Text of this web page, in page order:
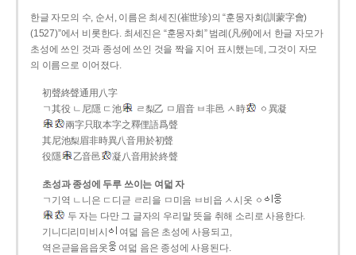
한글 자모의 수, 순서, 이름은 최세진(崔世珍)의 “훈몽자회(訓蒙字會)
(1527)”에서 비롯한다. 최세진은 “훈몽자회” 범례(凡例)에서 한글 자모가
초성에 쓰인 것과 종성에 쓰인 것을 짝을 지어 표시했는데, 그것이 자모
의 이름으로 이어졌다.
初聲終聲通用八字
ㄱ其役 ㄴ尼隱 ㄷ池
ㄹ梨乙 ㅁ眉音 ㅂ非邑 ㅅ時
ㆁ異凝
兩字只取本字之釋俚語爲聲
其尼池梨眉非時異八音用於初聲
役隱
乙音邑 凝八音用於終聲
초성과 종성에 두루 쓰이는 여덟 자
ㄱ기역 ㄴ니은 ㄷ디귿 ㄹ리을 ㅁ미음 ㅂ비읍 ㅅ시옷 ㆁ
두 자는 다만 그 글자의 우리말 뜻을 취해 소리로 사용한다.
기니디리미비시
여덟 음은 초성에 사용되고,
역은귿을음읍옷
여덟 음은 종성에 사용된다.